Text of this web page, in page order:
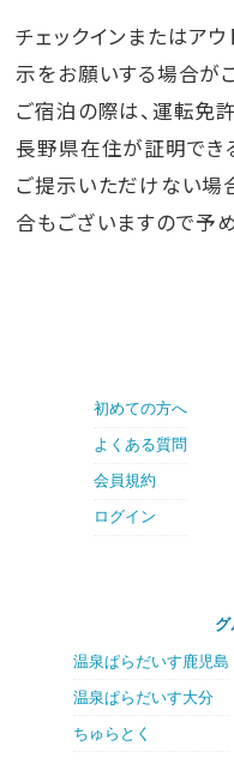
チェックインまたはア
示をお願いする場合が
ご宿泊の際は、運転免
長野県在住が証明でき
ご提示いただけない場
合もございますので予
初めての方へ
よくある質問
会員規約
ログイン
グ
温泉ぱらだいす鹿児島
温泉ぱらだいす大分
ちゅらとく